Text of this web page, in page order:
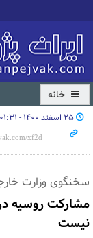
خانه
۲۵ اسفند ۱۴۰۰ - ۰۱:۳۱
سخنگوی وزارت
مشارکت روسیه
نیست